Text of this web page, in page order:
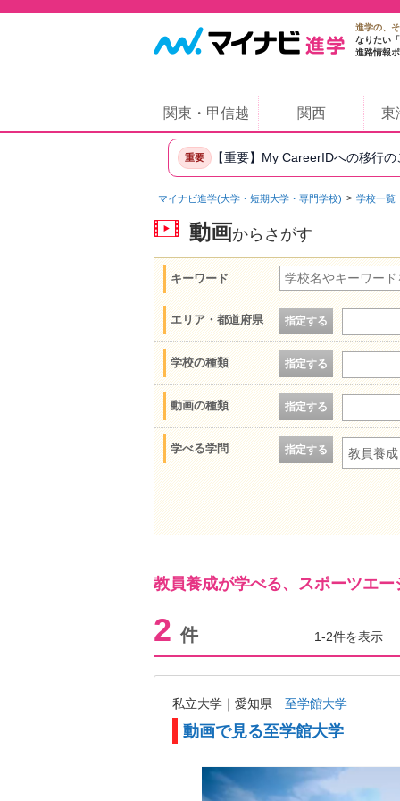
進学の、
なりたい
進路情報
関東・甲信越 関西 東
重要 【重要】My CareerIDへの移行
マイナビ進学(大学・短期大学・専門学校) 学校一覧
動画からさがす
キーワード
エリア・都道府県 指定する
学校の種類 指定する
動画の種類 指定する
学べる学問 指定する 教員養成
教員養成が学べる、スポーツエ
2 件 1-2件を表示
私立大学｜愛知県 至学館大学
動画で見る至学館大学